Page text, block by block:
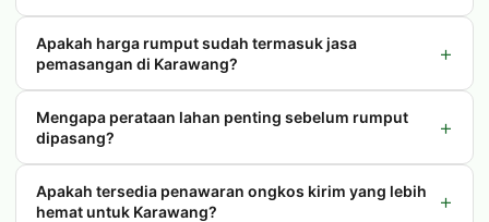
Apakah harga rumput sudah termasuk jasa
pemasangan di Karawang?
+
Mengapa perataan lahan penting sebelum rumput
dipasang?
+
Apakah tersedia penawaran ongkos kirim yang lebih
hemat untuk Karawang?
+